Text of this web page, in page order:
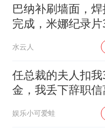
今
巴纳补刷墙面，
完成，米娜纪录片
水云人
任总裁的夫人扣
金，我丢下辞职信
当晚她慌忙问：
你签约
娱乐小可爱蛙